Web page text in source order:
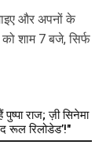
और अपनों के
शाम 7 बजे, सिर्फ
राज; ज़ी सिनेमा
रूल रिलोडेड’!"